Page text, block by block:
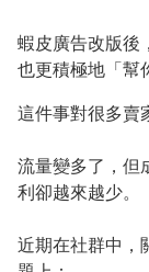
蝦皮廣告改版後
也更積極地「幫
這件事對很多賣
流量變多了，但
利卻越來越少。
近期在社群中，